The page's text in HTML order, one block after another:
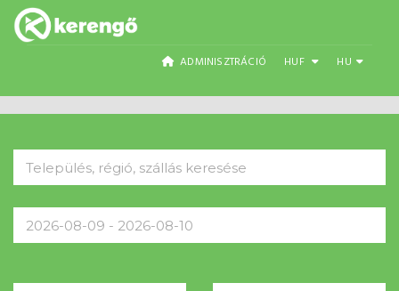
ADMINISZTRÁCIÓ HUF HU